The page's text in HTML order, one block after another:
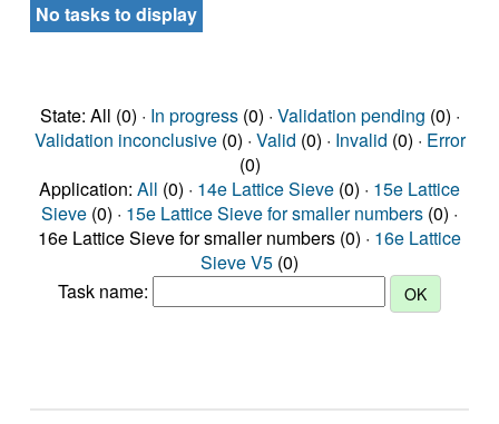
No tasks to display
State: All (0) · In progress(0) · Validation pending (0) ·
Validation inconclusive(0) · Valid (0) · Invalid (0) · Error
(0)
Application: All (0) · 14e Lattice Sieve (0) · 15e Lattice
Sieve (0) · 15e Lattice Sieve for smaller numbers (0) ·
16e Lattice Sieve for smaller numbers (0) · 16e Lattice
Sieve V5 (0)
Task name: